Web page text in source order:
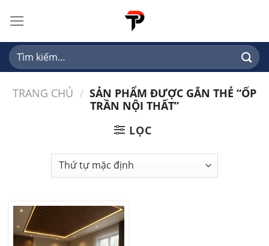
content
Tìm
kiếm:
TRANG CHỦ / SẢN PHẨM ĐƯỢC GẮN THẺ “ỐP
TRẦN NỘI THẤT”
LỌC